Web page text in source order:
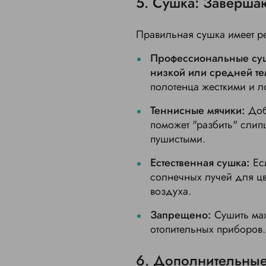
Правильная сушка имеет
Профессиональные
низкой или средней
полотенца жесткими и
Теннисные мячики:
поможет "разбить"
пушистыми.
Естественная сушка:
солнечных лучей для
воздуха.
Запрещено: Сушить
отопительных
6.